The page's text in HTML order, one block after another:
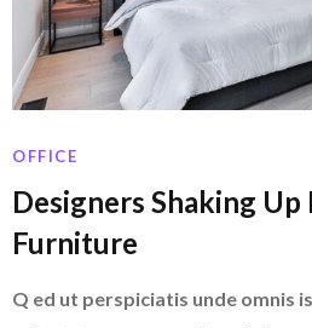
OFFICE
Designers Shaking
Furniture
Q ed ut perspiciatis unde omnis